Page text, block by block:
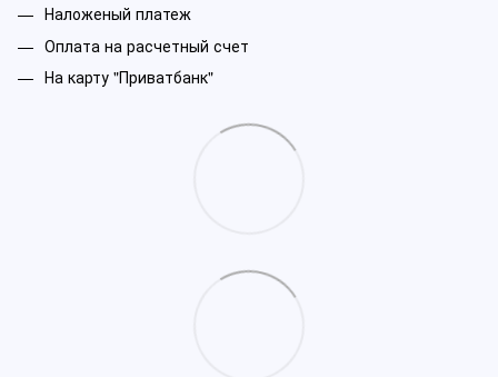
Наложеный платеж
Оплата на расчетный счет
На карту "Приватбанк"